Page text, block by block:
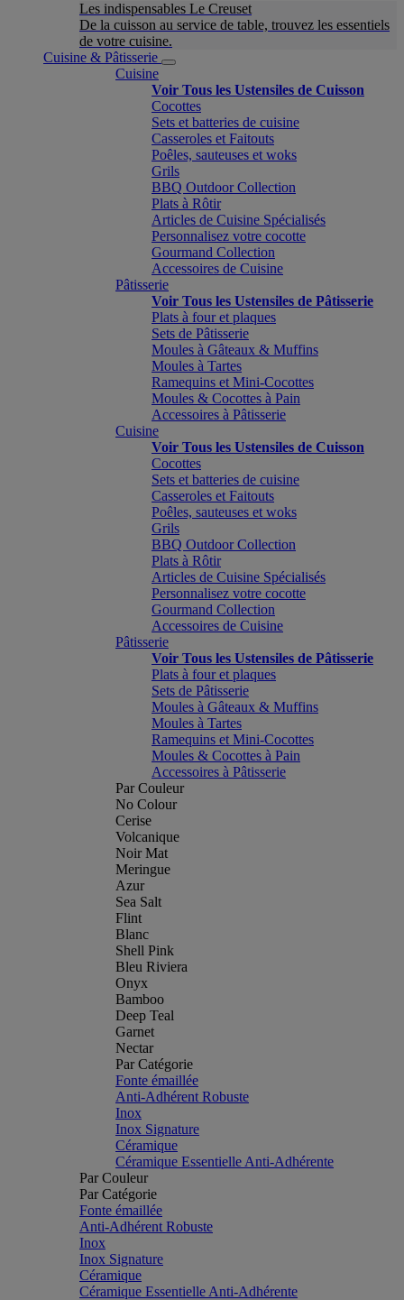
Les indispensables Le Creuset
De la cuisson au service de table, trouvez les essentiels
de votre cuisine.
Cuisine & Pâtisserie
Cuisine
Voir Tous les Ustensiles de Cuisson
Cocottes
Sets et batteries de cuisine
Casseroles et Faitouts
Poêles, sauteuses et woks
Grils
BBQ Outdoor Collection
Plats à Rôtir
Articles de Cuisine Spécialisés
Personnalisez votre cocotte
Gourmand Collection
Accessoires de Cuisine
Pâtisserie
Voir Tous les Ustensiles de Pâtisserie
Plats à four et plaques
Sets de Pâtisserie
Moules à Gâteaux & Muffins
Moules à Tartes
Ramequins et Mini-Cocottes
Moules & Cocottes à Pain
Accessoires à Pâtisserie
Cuisine
Voir Tous les Ustensiles de Cuisson
Cocottes
Sets et batteries de cuisine
Casseroles et Faitouts
Poêles, sauteuses et woks
Grils
BBQ Outdoor Collection
Plats à Rôtir
Articles de Cuisine Spécialisés
Personnalisez votre cocotte
Gourmand Collection
Accessoires de Cuisine
Pâtisserie
Voir Tous les Ustensiles de Pâtisserie
Plats à four et plaques
Sets de Pâtisserie
Moules à Gâteaux & Muffins
Moules à Tartes
Ramequins et Mini-Cocottes
Moules & Cocottes à Pain
Accessoires à Pâtisserie
Par Couleur
No Colour
Cerise
Volcanique
Noir Mat
Meringue
Azur
Sea Salt
Flint
Blanc
Shell Pink
Bleu Riviera
Onyx
Bamboo
Deep Teal
Garnet
Nectar
Par Catégorie
Fonte émaillée
Anti-Adhérent Robuste
Inox
Inox Signature
Céramique
Céramique Essentielle Anti-Adhérente
Par Couleur
Par Catégorie
Fonte émaillée
Anti-Adhérent Robuste
Inox
Inox Signature
Céramique
Céramique Essentielle Anti-Adhérente